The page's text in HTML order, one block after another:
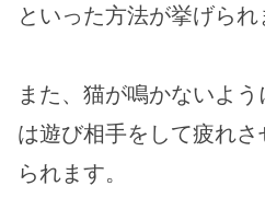
といった方法が挙げられ
また、猫が鳴かないよ
は遊び相手をして疲れ
られます。